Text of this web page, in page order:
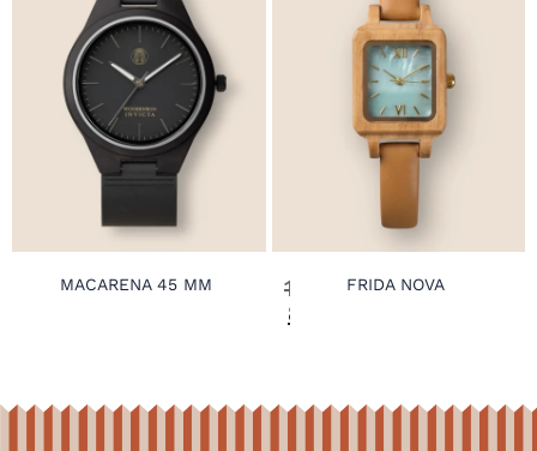
MACARENA 45 MM 129,00€
89,00
FRIDA NOVA